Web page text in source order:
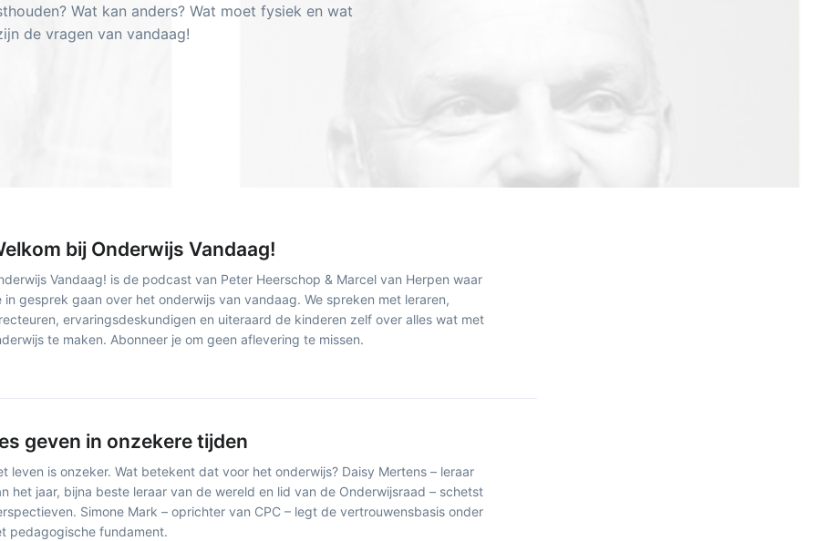
Wat kan anders? Wat moet fysiek en wat
de vragen van vandaag!
bij Onderwijs Vandaag!
Vandaag! is de podcast van Peter Heerschop & Marcel van Herpen waar
in gesprek gaan over het onderwijs van vandaag. We spreken met leraren,
ervaringsdeskundigen en uiteraard de kinderen zelf over alles wat met
te maken. Abonneer je om geen aflevering te missen.
geven in onzekere tijden
leven is onzeker. Wat betekent dat voor het onderwijs? Daisy Mertens – leraar
het jaar, bijna beste leraar van de wereld en lid van de Onderwijsraad – schetst
Simone Mark – oprichter van CPC – legt de vertrouwensbasis onder
pedagogische fundament.